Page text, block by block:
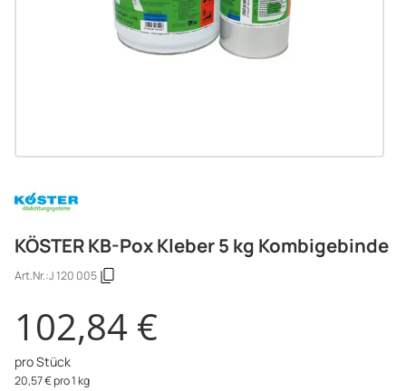
KÖSTER KB-Pox Kleber 5 kg Kombigebinde
Art.Nr.:J 120 005
102,84 €
pro Stück
20,57 € pro 1 kg